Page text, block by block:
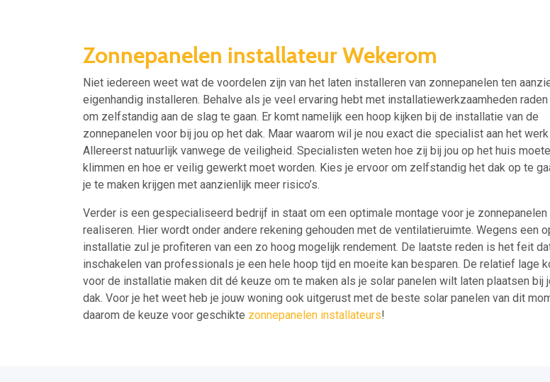
Zonnepanelen installateur Wekerom
Niet iedereen weet wat de voordelen zijn van het laten installeren van zonnepanelen ten
eigenhandig installeren. Behalve als je veel ervaring hebt met installatiewerkzaamheden
om zelfstandig aan de slag te gaan. Er komt namelijk een hoop kijken bij de installatie van de
zonnepanelen voor bij jou op het dak. Maar waarom wil je nou exact die specialist aan het
Allereerst natuurlijk vanwege de veiligheid. Specialisten weten hoe zij bij jou op het huis
klimmen en hoe er veilig gewerkt moet worden. Kies je ervoor om zelfstandig het dak op te
je te maken krijgen met aanzienlijk meer risico’s.
Verder is een gespecialiseerd bedrijf in staat om een optimale montage voor je zonnepanelen
realiseren. Hier wordt onder andere rekening gehouden met de ventilatieruimte. Wegens een
installatie zul je profiteren van een zo hoog mogelijk rendement. De laatste reden is het feit
inschakelen van professionals je een hele hoop tijd en moeite kan besparen. De relatief lage
voor de installatie maken dit dé keuze om te maken als je solar panelen wilt laten plaatsen bij
dak. Voor je het weet heb je jouw woning ook uitgerust met de beste solar panelen van dit
daarom de keuze voor geschikte zonnepanelen installateurs!